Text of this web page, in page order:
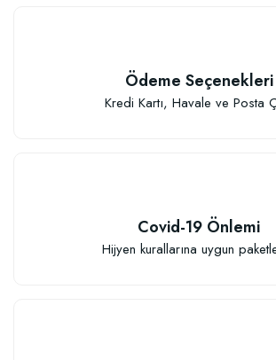
Sepete Ekle
Ödeme Seçenekleri
Kredi Kartı, Havale ve Posta
Covid-19 Önlemi
Hijyen kurallarına uygun